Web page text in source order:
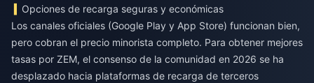
Opciones de recarga seguras y económicas
Los canales oficiales (Google Play y App Store) funcionan bien,
pero cobran el precio minorista completo. Para obtener mejores
tasas por ZEM, el consenso de la comunidad en 2026 se ha
desplazado hacia plataformas de recarga de terceros